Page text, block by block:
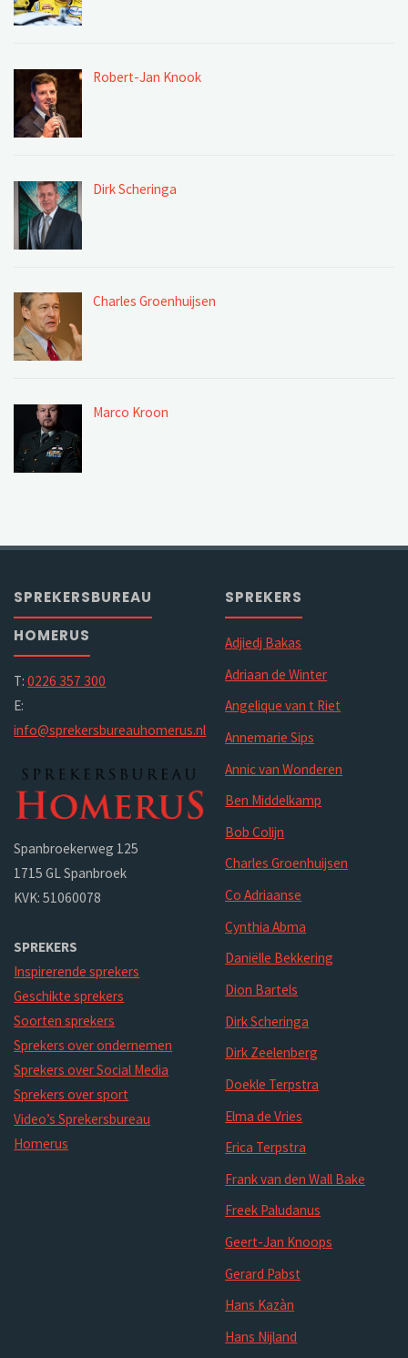
Robert-Jan Knook
Dirk Scheringa
Charles Groenhuijsen
Marco Kroon
SPREKERSBUREAU
HOMERUS
T:0226 357 300
E:
info@sprekersbureauhomerus.nl
Spanbroekerweg 125
1715 GL Spanbroek
KVK: 51060078
SPREKERS
Inspirerende sprekers
Geschikte sprekers
Soorten sprekers
Sprekers over ondernemen
Sprekers over Social Media
Sprekers over sport
Video’s Sprekersbureau
Homerus
SPREKERS
Adjiedj Bakas
Adriaan de Winter
Angelique van t Riet
Annemarie Sips
Annic van Wonderen
Ben Middelkamp
Bob Colijn
Charles Groenhuijsen
Co Adriaanse
Cynthia Abma
Daniëlle Bekkering
Dion Bartels
Dirk Scheringa
Dirk Zeelenberg
Doekle Terpstra
Elma de Vries
Erica Terpstra
Frank van den Wall Bake
Freek Paludanus
Geert-Jan Knoops
Gerard Pabst
Hans Kazàn
Hans Nijland